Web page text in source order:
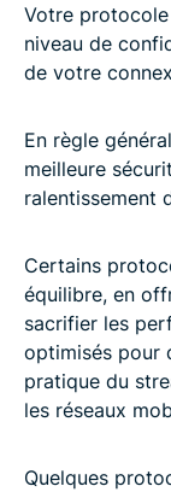
Votre
niveau de
de votre
En règle
meilleure
ralentissement
Certains
équilibre, en
sacrifier les
optimisés pour
pratique du
les réseaux
Quelques